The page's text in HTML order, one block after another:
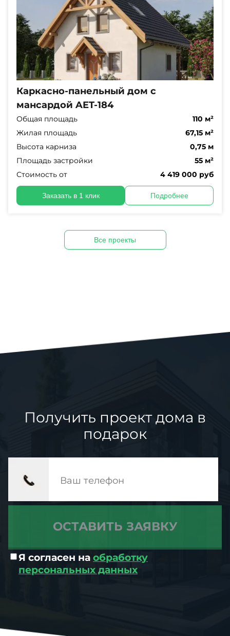
Каркасно-панельный дом с
мансардой AET-184
Общая площадь
110 м²
Жилая площадь
67,15 м²
Высота карниза
0,75 м
Площадь застройки
55 м²
Стоимость от
4 419 000 руб
Заказать в 1 клик Подробнее
Все проекты
Получить проект дома в
подарок
Я согласен на обработку
персональных данных